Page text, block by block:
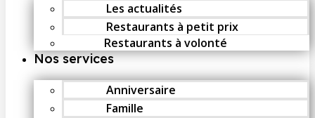
Les actualités
Restaurants à petit prix
Restaurants à volonté
Nos services
Anniversaire
Famille